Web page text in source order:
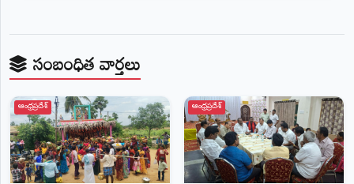
సంబంధిత వార్తలు
ఆంధ్రప్రదేశ్ ఆంధ్రప్రదేశ్